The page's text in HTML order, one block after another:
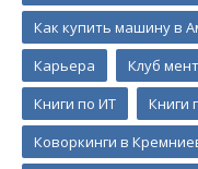
Как купить машину в
Карьера
Клуб
Книги по ИТ
Книги
Коворкинги в